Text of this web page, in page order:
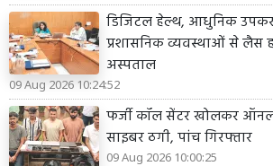
डिजिटल हेल्थ, आधुनिक
प्रशासनिक व्यवस्थाओं से लैस
अस्पताल
09 Aug 2026 10:24:52
फर्जी कॉल सेंटर खोलकर
साइबर ठगी, पांच गिरफ्तार
09 Aug 2026 10:00:25